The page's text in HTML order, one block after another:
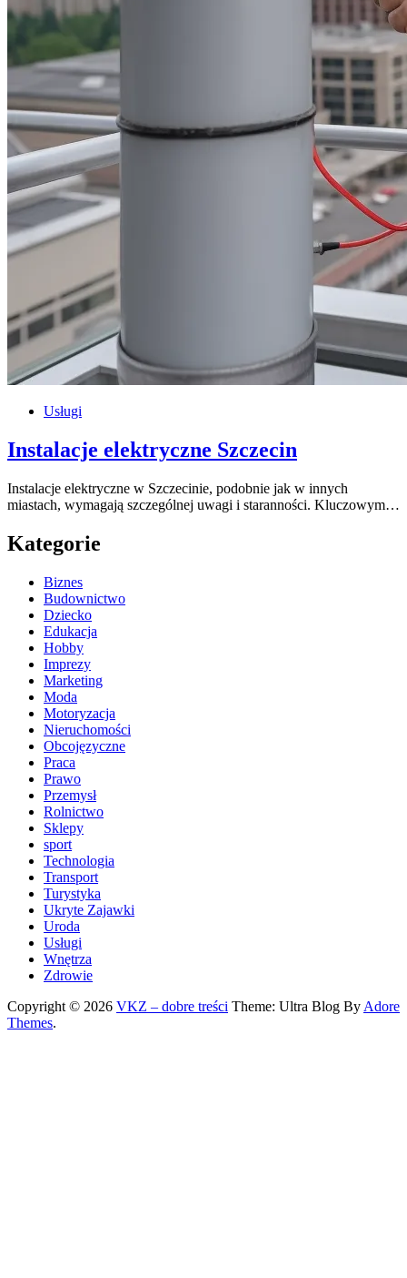
Usługi
Instalacje elektryczne Szczecin
Instalacje elektryczne w Szczecinie, podobnie jak w innych
miastach, wymagają szczególnej uwagi i staranności. Kluczowym…
Kategorie
Biznes
Budownictwo
Dziecko
Edukacja
Hobby
Imprezy
Marketing
Moda
Motoryzacja
Nieruchomości
Obcojęzyczne
Praca
Prawo
Przemysł
Rolnictwo
Sklepy
sport
Technologia
Transport
Turystyka
Ukryte Zajawki
Uroda
Usługi
Wnętrza
Zdrowie
Copyright © 2026 VKZ – dobre treści Theme: Ultra Blog By Adore
Themes.